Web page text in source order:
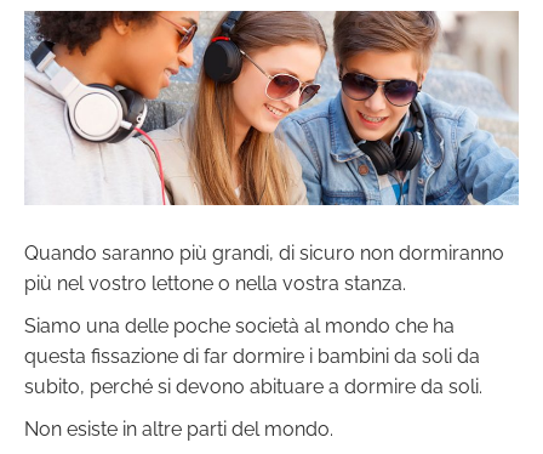
Quando saranno più grandi, di sicuro non dormiranno
più nel vostro lettone o nella vostra stanza.
Siamo una delle poche società al mondo che ha
questa fissazione di far dormire i bambini da soli da
subito, perché si devono abituare a dormire da soli.
Non esiste in altre parti del mondo.